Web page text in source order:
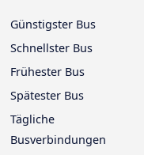
Günstigster Bus
Schnellster Bus
Frühester Bus
Spätester Bus
Tägliche
Busverbindungen